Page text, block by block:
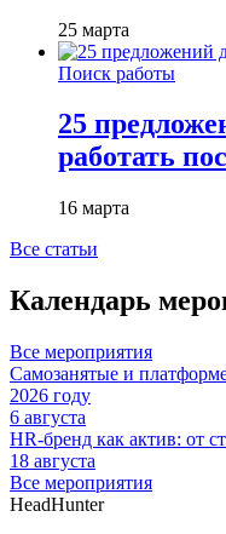
25 марта
Поиск работы
25
работать
16 марта
Все статьи
Календарь
Все мероприятия
Самозанятые и
2026 году
6 августа
HR-бренд как актив: от
18 августа
Все мероприятия
HeadHunter